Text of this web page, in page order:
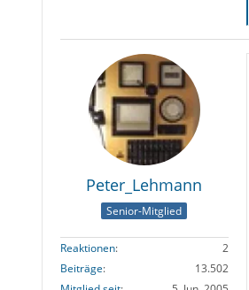
Peter_Lehmann
Senior-Mitglied
Reaktionen
2
Beiträge
13.502